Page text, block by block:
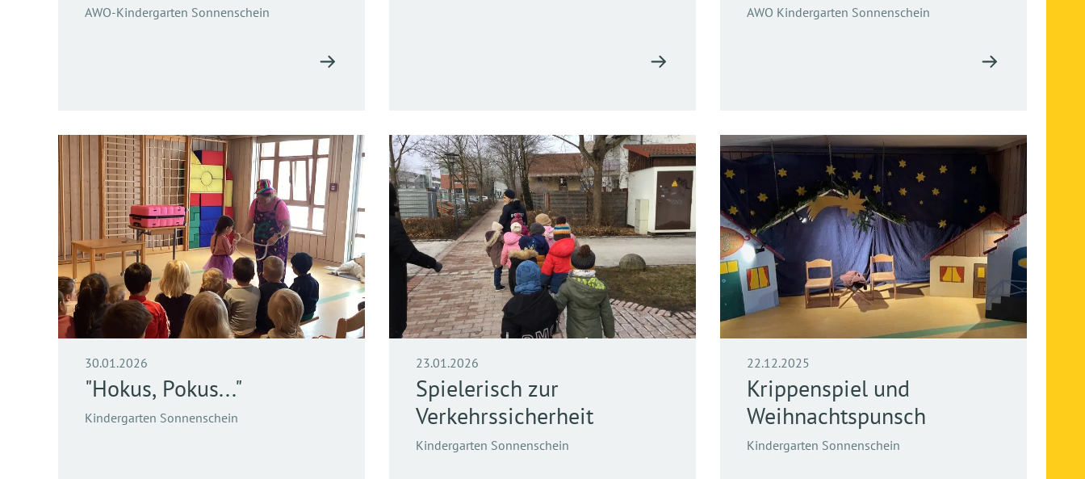
Bewegung statt!“
AWO-Kindergarten Sonnenschein AWO Kindergarten Sonnenschein
30.01.2026
"Hokus, Pokus..."
Kindergarten Sonnenschein
23.01.2026
Spielerisch zur
Verkehrssicherheit
Kindergarten Sonnenschein
22.12.2025
Krippenspiel und
Weihnachtspunsch
Kindergarten Sonnenschein